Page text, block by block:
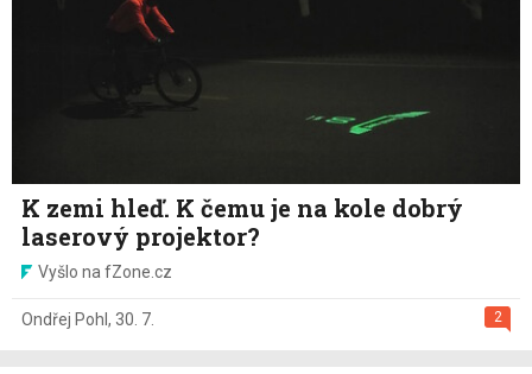
K zemi hleď. K čemu je na kole dobrý
laserový projektor?
Vyšlo na fZone.cz
2
Ondřej Pohl , 30. 7.